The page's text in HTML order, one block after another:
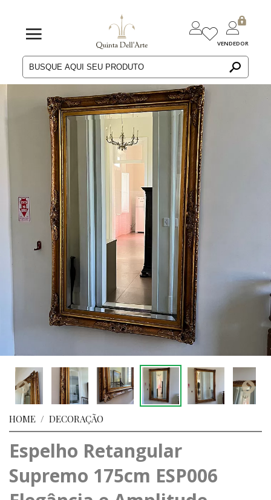
VENDEDOR
HOME / DECORAÇÃO
Espelho Retangular
Supremo 175cm ESP006